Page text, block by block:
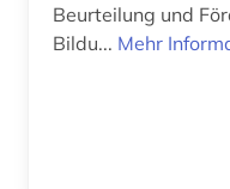
inklusion (1)
Beurteilung und
Bildu... Mehr